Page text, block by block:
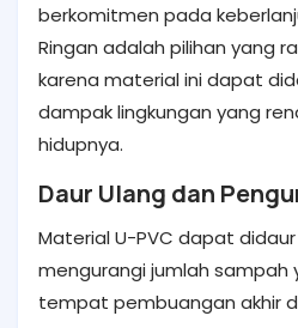
berkomitmen pada
Ringan adalah pilihan yang
karena material ini dapat
dampak lingkungan yang
hidupnya.
Daur Ulang dan
Material U-PVC dapat
mengurangi jumlah sampah
tempat pembuangan akhir